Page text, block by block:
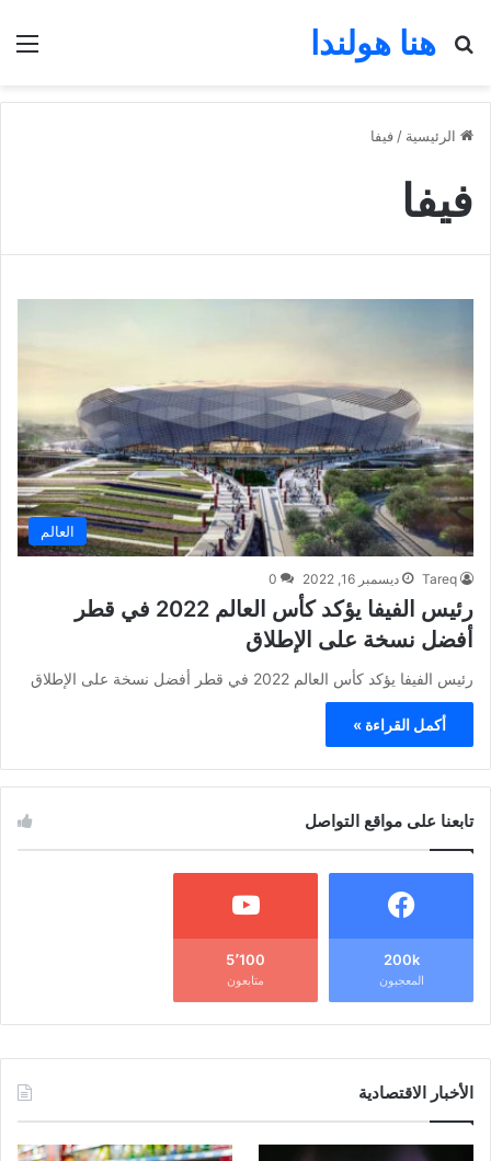
هنا هولندا
بحث عن
الرئيسية / فيفا
فيفا
العالم
Tareq ديسمبر 16, 2022 0
رئيس الفيفا يؤكد كأس العالم 2022 في قطر
أفضل نسخة على الإطلاق
رئيس الفيفا يؤكد كأس العالم 2022 في قطر أفضل نسخة على الإطلاق
أكمل القراءة »
تابعنا على مواقع التواصل
200k
المعجبون
5٬100
متابعون
الأخبار الاقتصادية